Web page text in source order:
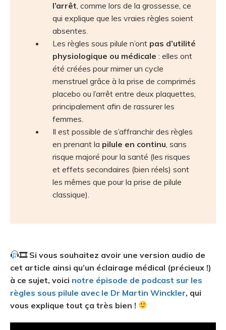
l’arrêt, comme lors de la grossesse, ce
qui explique que les vraies règles soient
absentes.
Les règles sous pilule n’ont pas d’utilité
physiologique ou médicale : elles ont
été créées pour mimer un cycle
menstruel grâce à la prise de comprimés
placebo ou l’arrêt entre deux plaquettes,
principalement afin de rassurer les
femmes.
Il est possible de s’affranchir des règles
en prenant la pilule en continu, sans
risque majoré pour la santé (les risques
et effets secondaires (bien réels) sont
les mêmes que pour la prise de pilule
classique).
🎞 Si vous souhaitez avoir une version audio de
cet article ainsi qu’un éclairage médical (précieux !)
à ce sujet, voici notre épisode de podcast sur les
règles sous pilule avec le Dr Martin Winckler, qui
vous explique tout ça très bien !